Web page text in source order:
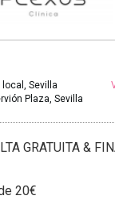
Sevilla
Plaza, Sevilla
GRATUITA &
20€